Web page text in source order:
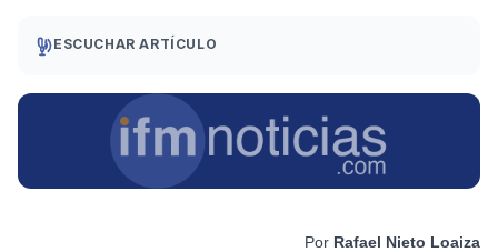
ESCUCHAR ARTÍCULO
Por Rafael Nieto Loaiza